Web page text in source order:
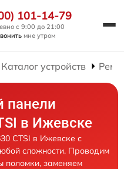
101-14-79
с 9:00 до 21:00
мне утром
Каталог устройств
панели
в Ижевске
CTSI в Ижевске с
сложности. Проводим
поломки, заменяем